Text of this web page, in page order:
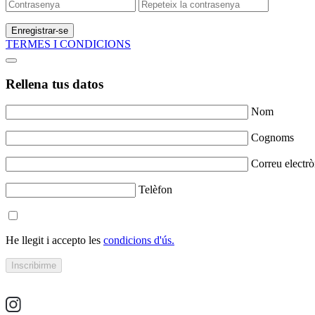
Enregistrar-se
TERMES I CONDICIONS
Rellena tus datos
Nom
Cognoms
Correu
Telèfon
He llegit i accepto les condicions d'ús.